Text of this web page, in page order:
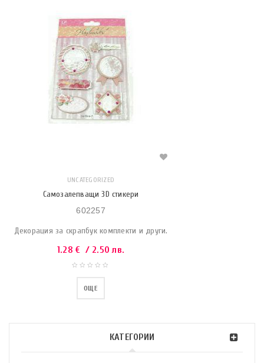
КАТЕГОРИИ
UNCATEGORIZED
Самозалепващи 3D стикери
602257
Декорация за скрапбук комплекти и други.
1.28€ / 2.50 лв.
ОЩЕ